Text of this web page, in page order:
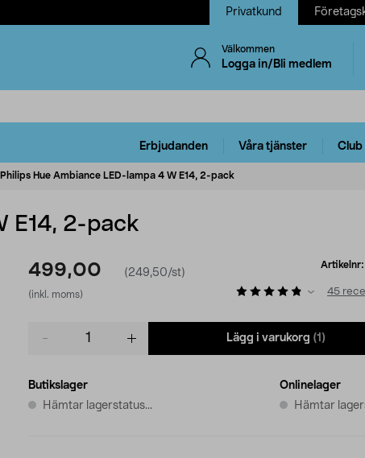
Privatkund
Välkommen
Logga in/Bli medlem
Erbjudanden Våra tjänster Club
Philips Hue Ambiance LED-lampa 4 W E14, 2-pack
E14, 2-pack
499,00 (249,50/st)
(inkl. moms)
Artikelnr:
45
Lägg i varukorg (1)
Butikslager
Hämtar lagerstatus...
Onlinelager
Hämtar